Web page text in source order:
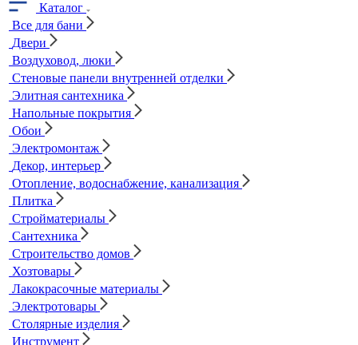
Каталог
Все для бани
Двери
Воздуховод, люки
Стеновые панели внутренней отделки
Элитная сантехника
Напольные покрытия
Обои
Электромонтаж
Декор, интерьер
Отопление, водоснабжение, канализация
Плитка
Стройматериалы
Сантехника
Строительство домов
Хозтовары
Лакокрасочные материалы
Электротовары
Столярные изделия
Инструмент